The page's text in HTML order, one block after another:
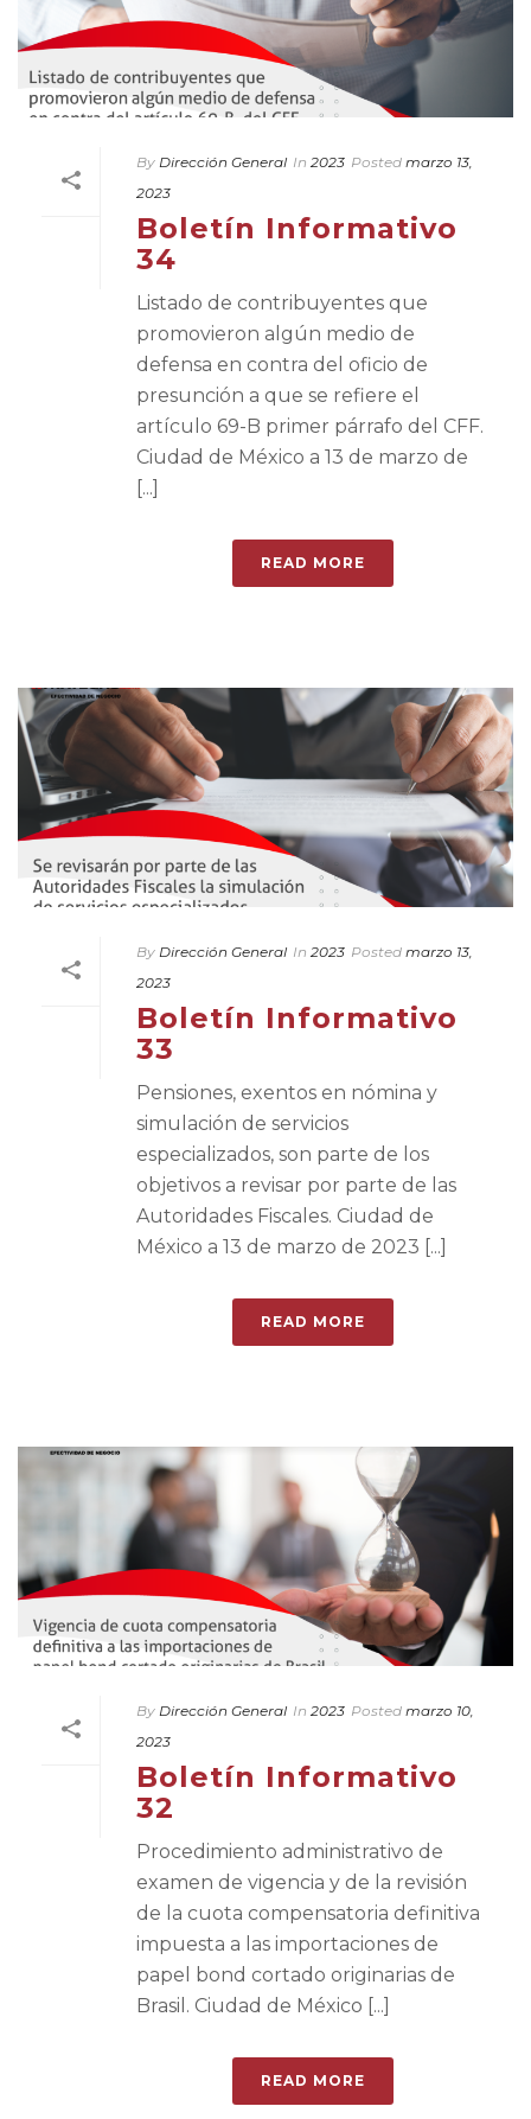
By Dirección General In 2023 Posted marzo 13,
2023
Boletín Informativo
34
Listado de contribuyentes que
promovieron algún medio de
defensa en contra del oficio de
presunción a que se refiere el
artículo 69-B primer párrafo del CFF.
Ciudad de México a 13 de marzo de
[...]
READ MORE
By Dirección General In 2023 Posted marzo 13,
2023
Boletín Informativo
33
Pensiones, exentos en nómina y
simulación de servicios
especializados, son parte de los
objetivos a revisar por parte de las
Autoridades Fiscales. Ciudad de
México a 13 de marzo de 2023 [...]
READ MORE
By Dirección General In 2023 Posted marzo 10,
2023
Boletín Informativo
32
Procedimiento administrativo de
examen de vigencia y de la revisión
de la cuota compensatoria definitiva
impuesta a las importaciones de
papel bond cortado originarias de
Brasil. Ciudad de México [...]
READ MORE